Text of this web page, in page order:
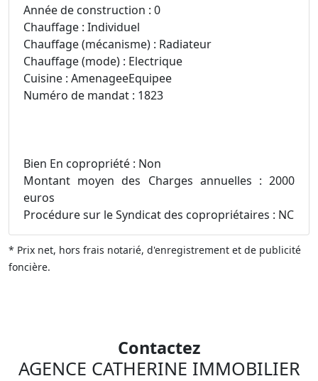
Année de construction : 0
Chauffage : Individuel
Chauffage (mécanisme) : Radiateur
Chauffage (mode) : Electrique
Cuisine : AmenageeEquipee
Numéro de mandat : 1823
Bien En copropriété : Non
Montant moyen des Charges annuelles : 2000
euros
Procédure sur le Syndicat des copropriétaires : NC
* Prix net, hors frais notarié, d'enregistrement et de publicité
foncière.
Contactez
AGENCE CATHERINE IMMOBILIER